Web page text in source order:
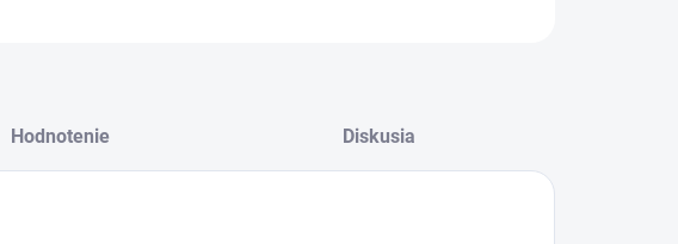
Hodnotenie Diskusia